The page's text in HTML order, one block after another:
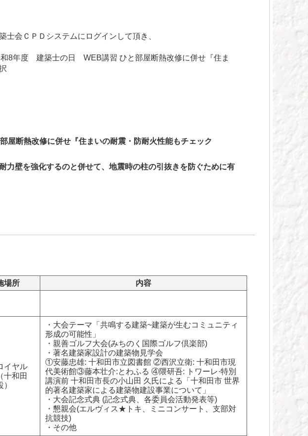
会ＣＰＤシステムにログインして頂き、
8年度 建築士の日 WEB講習 ひと部屋断熱改修に併せ『住ま
断熱改修に併せ『住まいの耐震・防耐火性能もチェック
力壁を強化するのと併せて、地震時の柱の引抜きを防ぐために有
場所 内容
イヤル
十和田
・大会テーマ「共鳴する建築~建築が生むコミュニティ
形成の可能性」
・親善ゴルフ大会(みちのく国際ゴルフ倶楽部)
・著名建築家設計の建築物見学会
①安藤忠雄: 十和田市立図書館 ②西沢立衛: 十和田市現
代美術館③藤本壮介:とわふる ④隈研吾: トワーレ·特別
講演前 十和田市長の小山田 久氏による「十和田市 世界
的著名建築家による建築物建設事業について」
・大会記念式典 (記念式典、各委員会活動発表等)
・懇親会(エルヴィス★トキ、ミニコンサート、支部対
抗競技)
・その他